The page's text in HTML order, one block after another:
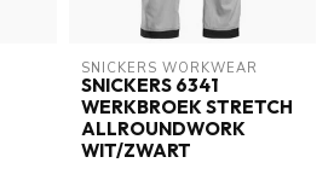
SNICKERS WORKWEAR
SNICKERS 6341
WERKBROEK STRETCH
ALLROUNDWORK
WIT/ZWART